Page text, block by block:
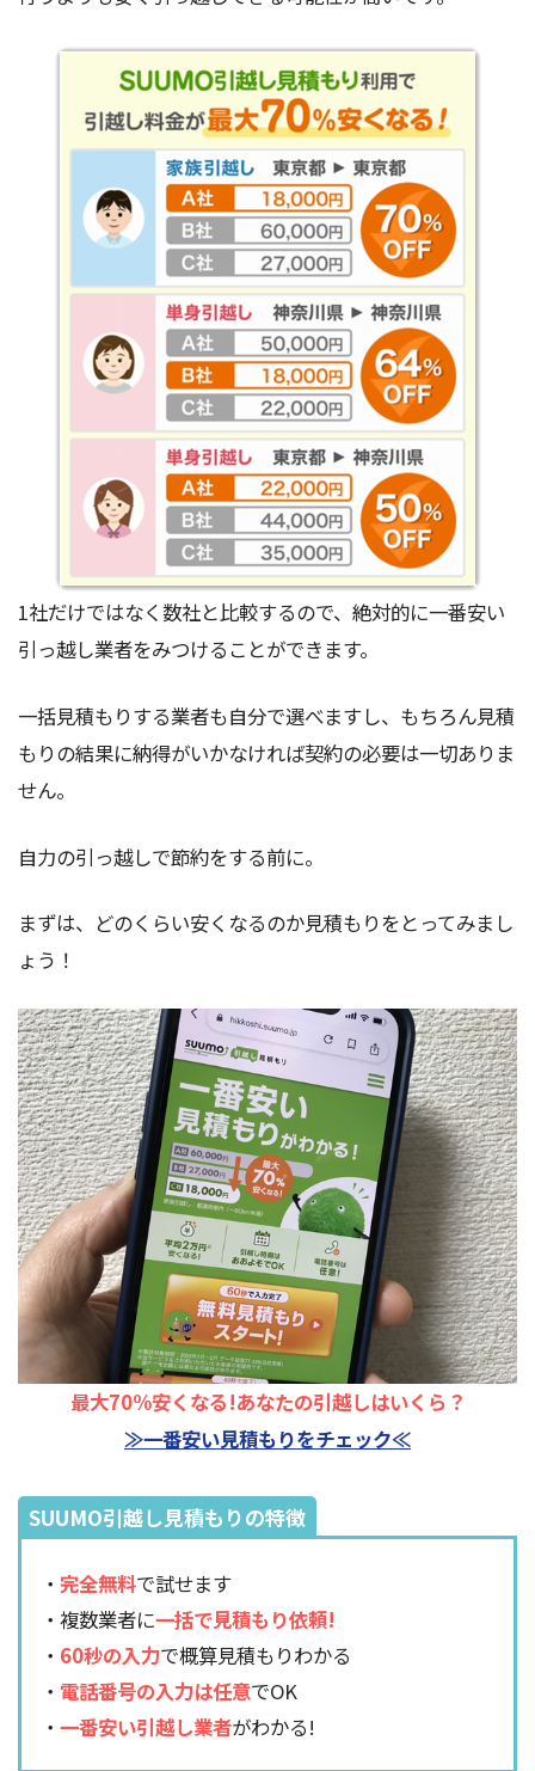
1社だけではなく数社と比較するので、絶対的に一番安い
引っ越し業者をみつけることができます。
一括見積もりする業者も自分で選べますし、もちろん見積
もりの結果に納得がいかなければ契約の必要は一切ありま
せん。
自力の引っ越しで節約をする前に。
まずは、どのくらい安くなるのか見積もりをとってみまし
ょう！
最大70%安くなる!あなたの引越しはいくら？
≫一番安い見積もりをチェック≪
SUUMO引越し見積もりの特徴
・完全無料で試せます
・複数業者に一括で見積もり依頼!
・ 60秒の入力で概算見積もりわかる
・ 電話番号の入力は任意でOK
・一番安い引越し業者がわかる!